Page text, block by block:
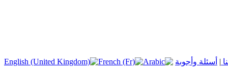
| أسئلة وأجوبة